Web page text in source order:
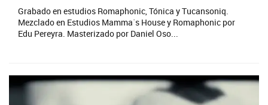
Grabado en estudios Romaphonic, Tónica y Tucansoniq.
Mezclado en Estudios Mamma´s House y Romaphonic por
Edu Pereyra. Masterizado por Daniel Oso...